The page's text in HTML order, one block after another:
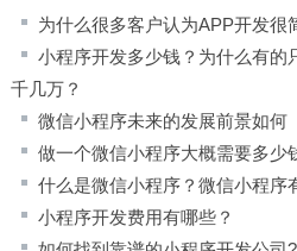
为什么很多客户认为APP开发很
小程序开发多少钱？为什么有的
千几万？
微信小程序未来的发展前景如何
做一个微信小程序大概需要多少
什么是微信小程序？微信小程序
小程序开发费用有哪些？